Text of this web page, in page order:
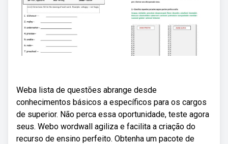
Weba lista de questões abrange desde
conhecimentos básicos a específicos para os cargos
de superior. Não perca essa oportunidade, teste agora
seus. Webo wordwall agiliza e facilita a criação do
recurso de ensino perfeito. Obtenha um pacote de